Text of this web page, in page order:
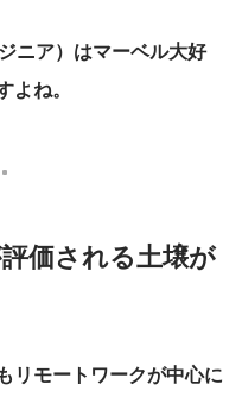
ニア）はマーベル大好
ね。
価される土壌が
リモートワークが中心に